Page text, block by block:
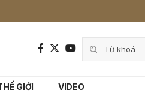
GIỚI VIDEO